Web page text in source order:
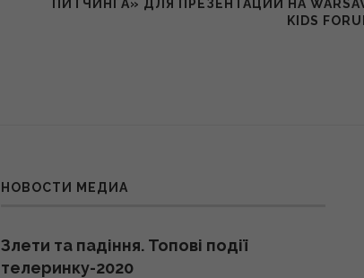
ПИТЧИНГА» ДЛЯ ПРЕЗЕНТАЦИИ НА
KIDS
НОВОСТИ МЕДИА
Злети та падіння. Топові події
телеринку-2020